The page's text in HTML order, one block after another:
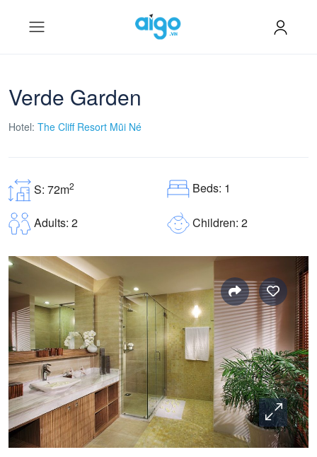
Verde Garden
Hotel: The Cliff Resort Mũi Né
S: 72m2 Beds: 1
Adults: 2 Children: 2